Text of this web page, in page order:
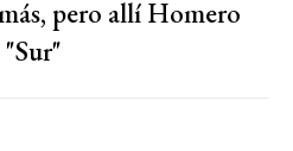
pero allí Homero